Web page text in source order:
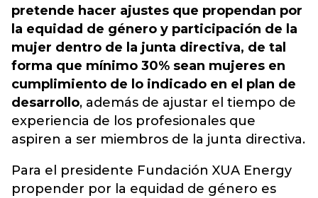
pretende hacer ajustes que propendan por
la equidad de género y participación de la
mujer dentro de la junta directiva, de tal
forma que mínimo 30% sean mujeres en
cumplimiento de lo indicado en el plan de
desarrollo, además de ajustar el tiempo de
experiencia de los profesionales que
aspiren a ser miembros de la junta directiva.
Para el presidente Fundación XUA Energy
propender por la equidad de género es